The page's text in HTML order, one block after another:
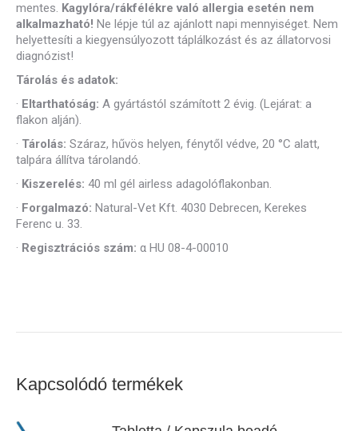
mentes. Kagylóra/rákfélékre való allergia esetén nem
alkalmazható! Ne lépje túl az ajánlott napi mennyiséget. Nem
helyettesíti a kiegyensúlyozott táplálkozást és az állatorvosi
diagnózist!
Tárolás és adatok:
· Eltarthatóság: A gyártástól számított 2 évig. (Lejárat: a
flakon alján).
· Tárolás: Száraz, hűvös helyen, fénytől védve, 20 °C alatt,
talpára állítva tárolandó.
· Kiszerelés: 40 ml gél airless adagolóflakonban.
· Forgalmazó: Natural-Vet Kft. 4030 Debrecen, Kerekes
Ferenc u. 33.
· Regisztrációs szám: α HU 08-4-00010
Kapcsolódó termékek